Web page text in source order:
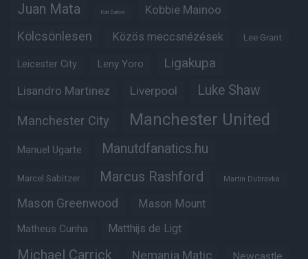
Juan Mata Karl Darlow Kobbie Mainoo
Kölcsönlesen Közös meccsnézések Lee Grant
Leicester City Leny Yoro Ligakupa
Lisandro Martinez Liverpool Luke Shaw
Manchester City Manchester United
Manuel Ugarte Manutdfanatics.hu
Marcel Sabitzer Marcus Rashford Martin Dubravka
Mason Greenwood Mason Mount
Matheus Cunha Matthijs de Ligt
Michael Carrick Nemanja Matic Newcastle